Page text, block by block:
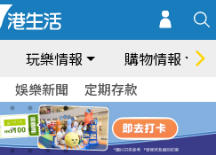
玩樂情報 購物情報
娛樂新聞 定期存款